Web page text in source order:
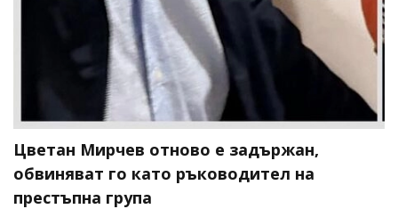
Цветан Мирчев отново е задържан,
обвиняват го като ръководител на
престъпна група